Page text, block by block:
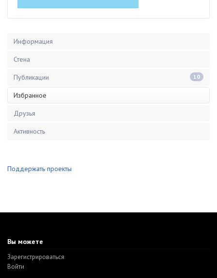
Информация
Стена
Публикации 10
Избранное
Друзья
Активность
Поддержать проекты
Вы можете
Зарегистрироваться
Войти